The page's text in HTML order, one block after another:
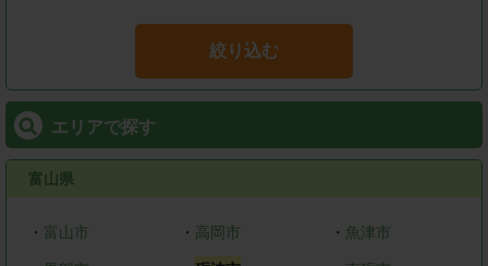
絞り込む
エリアで探す
富山県
・ 富山市 ・ 高岡市 ・ 魚津市